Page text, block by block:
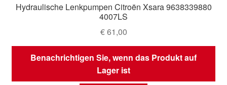
Hydraulische Lenkpumpen Citroën Xsara 9638339880
4007LS
€61,00
Benachrichtigen Sie, wenn das Produkt auf
Lager ist